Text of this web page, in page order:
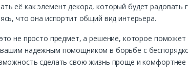
её как элемент декора, который будет
что она испортит общий вид интерьера.
не просто предмет, а решение, которое
надежным помощником в борьбе с
сделать свою жизнь проще и